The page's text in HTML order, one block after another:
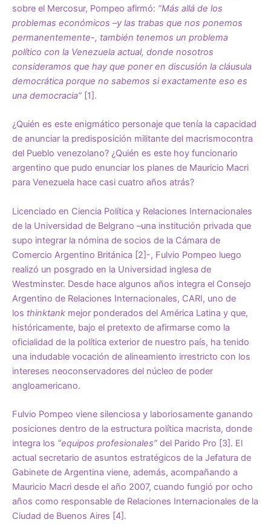
sobre el Mercosur, Pompeo afirmó: “Más allá de los
problemas económicos –y las trabas que nos ponemos
permanentemente-, también tenemos un problema
político con la Venezuela actual, donde nosotros
consideramos que hay que poner en discusión la cláusula
democrática porque no sabemos si exactamente eso es
una democracia” [1].
¿Quién es este enigmático personaje que tenía la capacidad
de anunciar la predisposición militante del macrismocontra
del Pueblo venezolano? ¿Quién es este hoy funcionario
argentino que pudo enunciar los planes de Mauricio Macri
para Venezuela hace casi cuatro años atrás?
Licenciado en Ciencia Política y Relaciones Internacionales
de la Universidad de Belgrano –una institución privada que
supo integrar la nómina de socios de la Cámara de
Comercio Argentino Británica [2]-, Fulvio Pompeo luego
realizó un posgrado en la Universidad inglesa de
Westminster. Desde hace algunos años integra el Consejo
Argentino de Relaciones Internacionales, CARI, uno de
los thinktank mejor ponderados del América Latina y que,
históricamente, bajo el pretexto de afirmarse como la
oficialidad de la política exterior de nuestro país, ha tenido
una indudable vocación de alineamiento irrestricto con los
intereses neoconservadores del núcleo de poder
angloamericano.
Fulvio Pompeo viene silenciosa y laboriosamente ganando
posiciones dentro de la estructura política macrista, donde
integra los “equipos profesionales” del Parido Pro [3]. El
actual secretario de asuntos estratégicos de la Jefatura de
Gabinete de Argentina viene, además, acompañando a
Mauricio Macri desde el año 2007, cuando fungió por ocho
años como responsable de Relaciones Internacionales de la
Ciudad de Buenos Aires [4].